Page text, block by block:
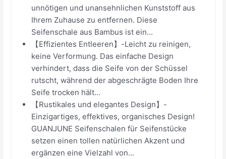
unnötigen und unansehnlichen Kunststoff aus
Ihrem Zuhause zu entfernen. Diese
Seifenschale aus Bambus ist ein...
【Effizientes Entleeren】-Leicht zu reinigen,
keine Verformung. Das einfache Design
verhindert, dass die Seife von der Schüssel
rutscht, während der abgeschrägte Boden Ihre
Seife trocken hält...
【Rustikales und elegantes Design】-
Einzigartiges, effektives, organisches Design!
GUANJUNE Seifenschalen für Seifenstücke
setzen einen tollen natürlichen Akzent und
ergänzen eine Vielzahl von...